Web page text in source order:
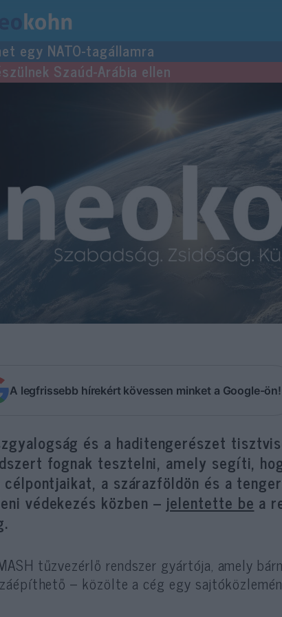
egy NATO-tagállamra
Szaúd-Arábia ellen
A legfrissebb hírekért kövessen minket a Google-ön!
és a haditengerészet
fognak tesztelni, amely segíti,
a szárazföldön és a
védekezés közben – jelentette be a
tűzvezérlő rendszer gyártója, amely
– közölte a cég egy